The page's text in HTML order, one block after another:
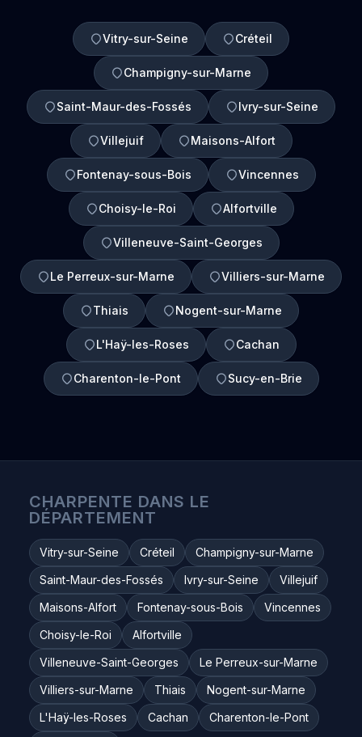
Vitry-sur-Seine Créteil
Champigny-sur-Marne
Saint-Maur-des-Fossés Ivry-sur-Seine
Villejuif Maisons-Alfort
Fontenay-sous-Bois Vincennes
Choisy-le-Roi Alfortville
Villeneuve-Saint-Georges
Le Perreux-sur-Marne Villiers-sur-Marne
Thiais Nogent-sur-Marne
L'Haÿ-les-Roses Cachan
Charenton-le-Pont Sucy-en-Brie
CHARPENTE DANS LE
DÉPARTEMENT
Vitry-sur-Seine Créteil
Champigny-sur-Marne
Saint-Maur-des-Fossés
Ivry-sur-Seine
Villejuif
Maisons-Alfort
Fontenay-sous-Bois
Vincennes
Choisy-le-Roi
Alfortville
Villeneuve-Saint-Georges
Le Perreux-sur-Marne
Villiers-sur-Marne
Thiais
Nogent-sur-Marne
L'Haÿ-les-Roses
Cachan
Charenton-le-Pont